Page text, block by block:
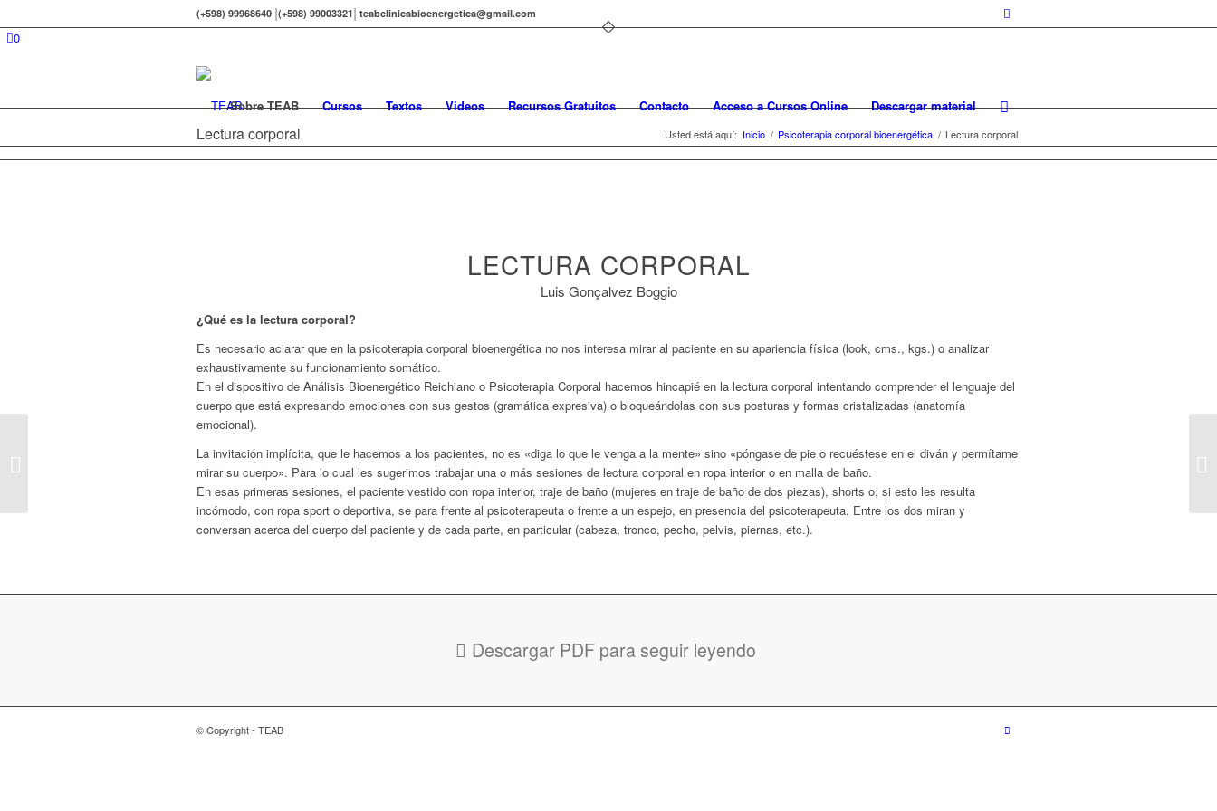
(+598) 99968640 |(+598) 99003321| teabclinicabioenergetica@gmail.com
0
Sobre TEAB Cursos Textos Videos Recursos Gratuitos Contacto Acceso a Cursos Online Descargar material
Lectura corporal Usted está aquí: Inicio / Psicoterapia corporal bioenergética / Lectura corporal
LECTURA CORPORAL
Luis Gonçalvez Boggio
¿Qué es la lectura corporal?
Es necesario aclarar que en la psicoterapia corporal bioenergética no nos interesa mirar al paciente en su apariencia física (look, cms., kgs.) o analizar
exhaustivamente su funcionamiento somático.
En el dispositivo de Análisis Bioenergético Reichiano o Psicoterapia Corporal hacemos hincapié en la lectura corporal intentando comprender el lenguaje del
cuerpo que está expresando emociones con sus gestos (gramática expresiva) o bloqueándolas con sus posturas y formas cristalizadas (anatomía
emocional).
La invitación implícita, que le hacemos a los pacientes, no es «diga lo que le venga a la mente» sino «póngase de pie o recuéstese en el diván y permítame
mirar su cuerpo». Para lo cual les sugerimos trabajar una o más sesiones de lectura corporal en ropa interior o en malla de baño.
En esas primeras sesiones, el paciente vestido con ropa interior, traje de baño (mujeres en traje de baño de dos piezas), shorts o, si esto les resulta
incómodo, con ropa sport o deportiva, se para frente al psicoterapeuta o frente a un espejo, en presencia del psicoterapeuta. Entre los dos miran y
conversan acerca del cuerpo del paciente y de cada parte, en particular (cabeza, tronco, pecho, pelvis, piernas, etc.).
Descargar PDF para seguir leyendo
© Copyright - TEAB